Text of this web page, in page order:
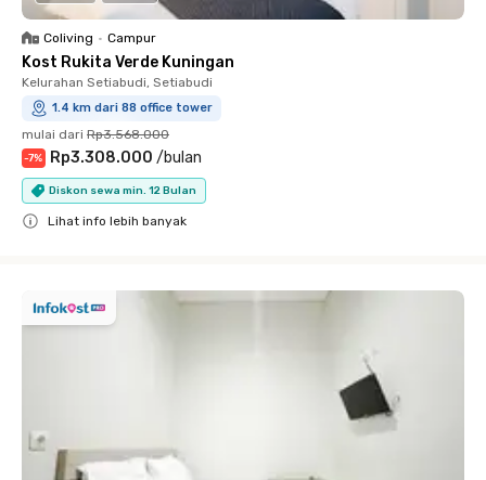
Coliving • Campur
Kost Rukita Verde Kuningan
Kelurahan Setiabudi, Setiabudi
1.4 km dari 88 office tower
mulai dari Rp3.568.000
-7% Rp3.308.000 /bulan
Diskon sewa min. 12 Bulan
Lihat info lebih banyak